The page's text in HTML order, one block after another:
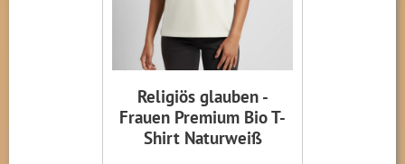
Religiös glauben -
Frauen Premium Bio T-
Shirt Naturweiß